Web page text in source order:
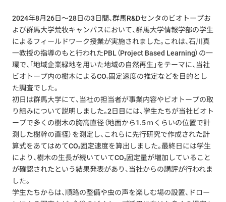
2024年8月26日〜28日の3日間、群馬R&Dセンタのビオトープお
よび群馬大学荒牧キャンパスにおいて、群馬大学情報学部の学生
によるフィールドワーク授業が実施されました。これは、石川真
一教授の指導のもと行われたPBL（Project Based Learning）の一
環で、「地域企業緑地を用いた地域の自然再生」をテーマに、当社
ビオトープ内の樹木によるCO2 固定速度の推定などを目的とし
た調査でした。
初日は群馬大学にて、当社の担当者が事業内容やビオトープの取
り組みについて説明しました。2日目には、学生たちが当社ビオト
ープで多くの樹木の胸高直径（地面から1.5ｍくらいの位置で計
測した樹幹の直径）を測定し、これらに先行研究で作成された計
算式をあてはめてCO2 固定速度を算出しました。最終日には学生
により、樹木の生長が続いていてCO2 固定量が増加していること
が確認されたという結果発表があり、当社からの講評が行われま
した。
学生たちからは、順路の整備や虫の声を楽しむ場の設置、ドロー